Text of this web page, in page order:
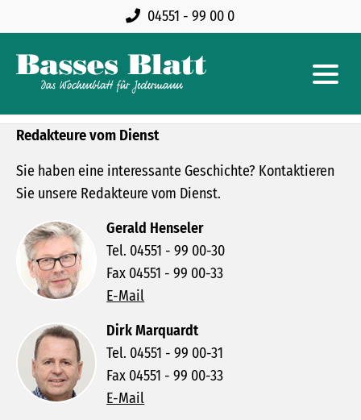
04551 - 99 00 0
Redakteure vom Dienst
Sie haben eine interessante Geschichte? Kontaktieren
Sie unsere Redakteure vom Dienst.
Gerald Henseler
Tel. 04551 - 99 00-30
Fax 04551 - 99 00-33
E-Mail
Dirk Marquardt
Tel. 04551 - 99 00-31
Fax 04551 - 99 00-33
E-Mail